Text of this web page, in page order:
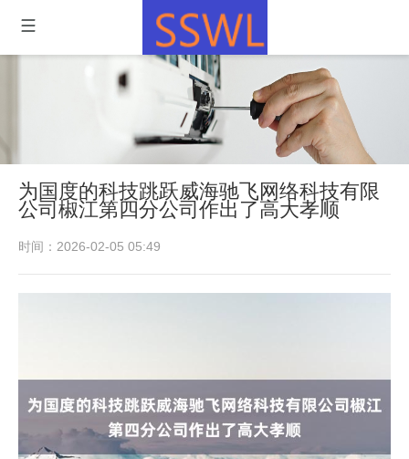
为国度的科技跳跃威海驰飞网络科技有限
公司椒江第四分公司作出了高大孝顺
时间：2026-02-05 05:49